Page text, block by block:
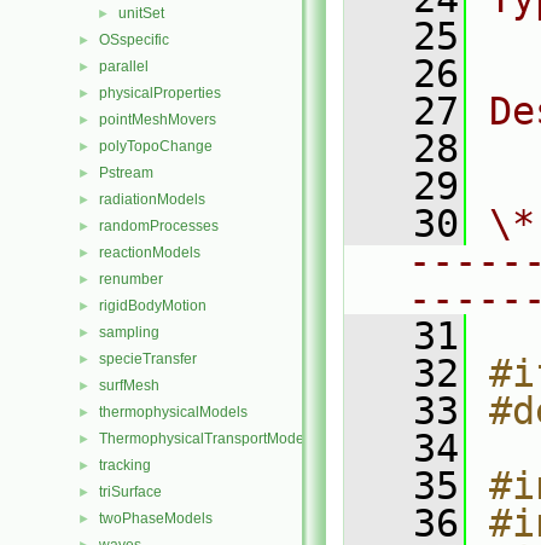
► unitSet
► OSspecific
► parallel
► physicalProperties
► pointMeshMovers
► polyTopoChange
► Pstream
► radiationModels
► randomProcesses
► reactionModels
► renumber
► rigidBodyMotion
► sampling
► specieTransfer
► surfMesh
► thermophysicalModels
► ThermophysicalTransportModels
► tracking
► triSurface
► twoPhaseModels
   25
   26
   27
   28
   29
   30
   31
   32
   33
   34
   35
   36